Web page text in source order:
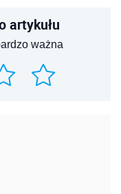
artykułu
ważna